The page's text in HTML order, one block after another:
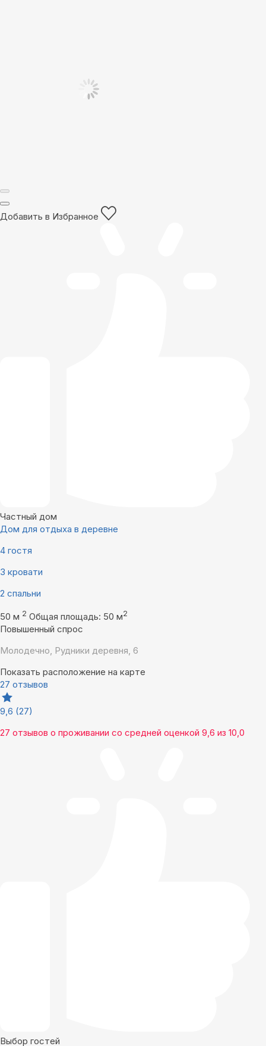
Добавить в Избранное
Частный дом
Дом для отдыха в деревне
4 гостя
3 кровати
2 спальни
50 м 2 Общая площадь: 50 м2
Повышенный спрос
Молодечно, Рудники деревня, 6
Показать расположение на карте
27 отзывов
9,6 (27)
27 отзывов о проживании со средней оценкой 9,6 из 10,0
Выбор гостей